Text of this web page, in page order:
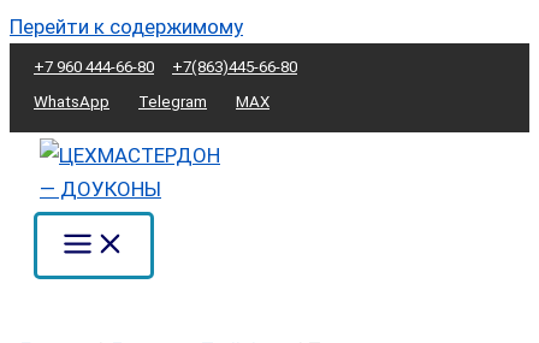
Перейти к содержимому
+7 960 444-66-80
+7(863)445-66-80
WhatsApp
Telegram MAX